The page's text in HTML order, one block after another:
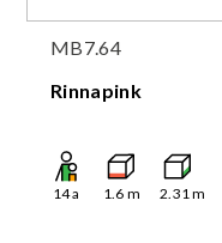
MB7.64
Rinnapink
14a 1.6 m 2.31m